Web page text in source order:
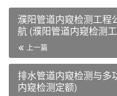
濮阳管道内窥检测工程
航 (濮阳管道内窥检测
上一篇
排水管道内窥检测与多
内窥检测定额)